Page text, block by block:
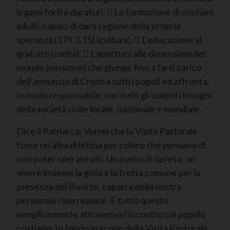
legami forti e duraturi.  La formazione di cristiani
adulti, capaci di dare ragione della propria
speranza (1 Pt 3,15) (cultura).  L’educazione al
gratuito (carità).  L’apertura alle dimensioni del
mondo (missione) che giunge fino a farsi carico
dell’annuncio di Cristo a tutti i popoli ed affronta,
in modo responsabile, con tutti gli uomini i bisogni
della società civile locale, nazionale e mondiale.
Dice il Patriarca: Vorrei che la Visita Pastorale
fosse un’alba di letizia per coloro che pensano di
non poter sperare più. Un punto di ripresa, un
vivere insieme la gioia e la fretta comune per la
presenza del Risorto, caparra della nostra
personale risurrezione. E tutto questo
semplicemente attraverso l’incontro col popolo